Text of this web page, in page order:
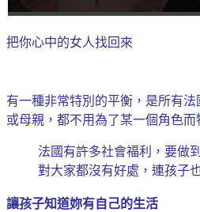
把你心中的女人找回來
有一種非常特別的平衡，是所有
或母親，都不用為了某一個角色
法國有許多社會福利，要做
對大家都沒有好處，連孩子
讓孩子知道妳有自己的生活